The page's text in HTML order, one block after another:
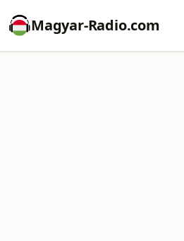
Magyar-Radio.com